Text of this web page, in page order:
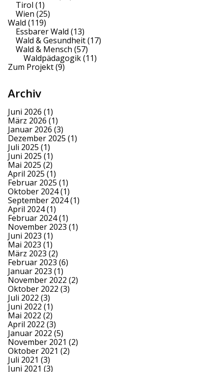
Tirol (1)
Wien (25)
Wald (119)
Essbarer Wald (13)
Wald & Gesundheit(17)
Wald & Mensch (57)
Waldpädagogik(11)
Zum Projekt(9)
Archiv
Juni 2026 (1)
März 2026 (1)
Januar 2026 (3)
Dezember 2025 (1)
Juli 2025 (1)
Juni 2025 (1)
Mai 2025 (2)
April 2025 (1)
Februar 2025 (1)
Oktober 2024(1)
September 2024(1)
April 2024(1)
Februar 2024(1)
November 2023 (1)
Juni 2023 (1)
Mai 2023 (1)
März 2023 (2)
Februar 2023 (6)
Januar 2023 (1)
November 2022 (2)
Oktober 2022 (3)
Juli 2022 (3)
Juni 2022 (1)
Mai 2022 (2)
April 2022 (3)
Januar 2022 (5)
November 2021 (2)
Oktober 2021 (2)
Juli 2021 (3)
Juni 2021 (3)